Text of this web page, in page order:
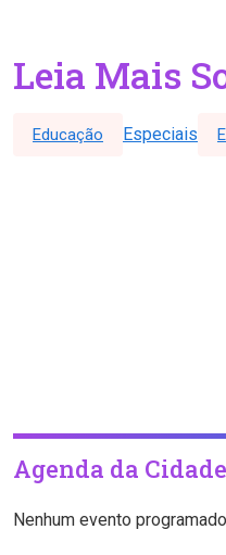
Leia Mais
Educação Especiais
Agenda da Cidade
Nenhum evento